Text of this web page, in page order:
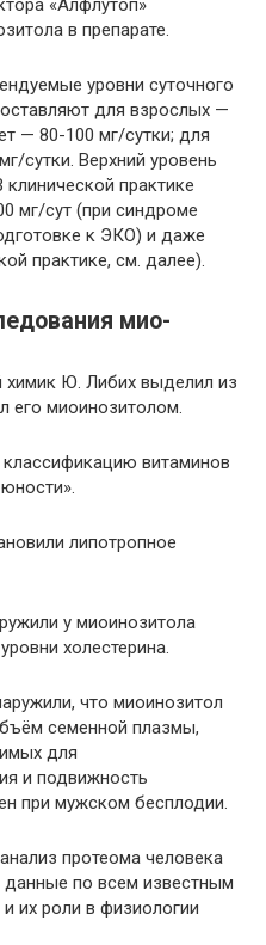
в препарате.
уровни суточного
для взрослых —
— 80-100 мг/сутки; для
сутки. Верхний уровень
практике
мг/сут (при синдроме
к ЭКО) и даже
практике, см. далее).
мио-
химик Ю. Либих выделил из
его миоинозитолом.
витаминов
липотропное
у миоинозитола
холестерина.
что миоинозитол
семенной плазмы,
для
и подвижность
при мужском бесплодии.
протеома человека
данные по всем известным
их роли в физиологии